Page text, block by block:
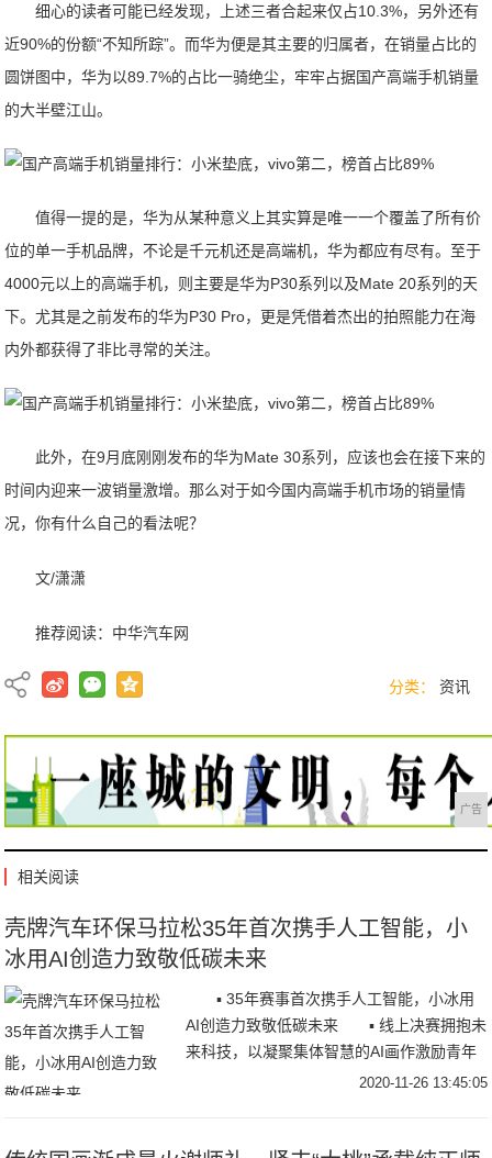
细心的读者可能已经发现，上述三者合起来仅占10.3%，另外还有
近90%的份额“不知所踪”。而华为便是其主要的归属者，在销量占比的
圆饼图中，华为以89.7%的占比一骑绝尘，牢牢占据国产高端手机销量
的大半壁江山。
值得一提的是，华为从某种意义上其实算是唯一一个覆盖了所有价
位的单一手机品牌，不论是千元机还是高端机，华为都应有尽有。至于
4000元以上的高端手机，则主要是华为P30系列以及Mate 20系列的天
下。尤其是之前发布的华为P30 Pro，更是凭借着杰出的拍照能力在海
内外都获得了非比寻常的关注。
此外，在9月底刚刚发布的华为Mate 30系列，应该也会在接下来的
时间内迎来一波销量激增。那么对于如今国内高端手机市场的销量情
况，你有什么自己的看法呢？
文/潇潇
推荐阅读： 中华汽车网
分类： 资讯
广告
相关阅读
壳牌汽车环保马拉松35年首次携手人工智能，小
冰用AI创造力致敬低碳未来
▪ 35年赛事首次携手人工智能，小冰用
AI创造力致敬低碳未来 ▪ 线上决赛拥抱未
来科技，以凝聚集体智慧的AI画作激励青年
学子持续创新 11月25日，202020-11-26 13:45:05